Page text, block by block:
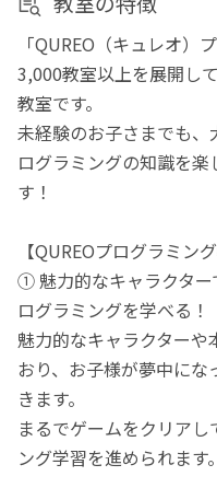
「QUREO（キュレオ）
3,000教室以上を展開し
教室です。
未経験のお子さまでも
ログラミングの知識を
す！
【QUREOプログラミン
① 魅力的なキャラクタ
ログラミングを学べる！
魅力的なキャラクター
おり、お子様が夢中に
きます。
まるでゲームをクリア
ング学習を進められます。